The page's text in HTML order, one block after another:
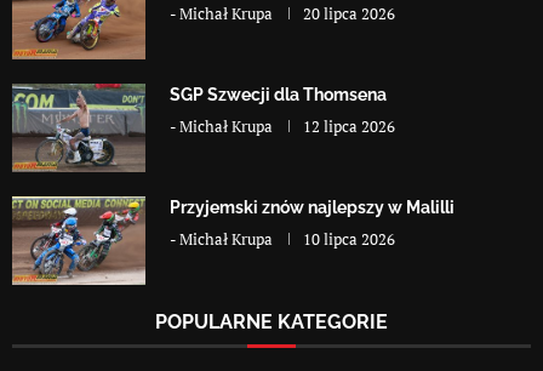
-Michał Krupa 20 lipca 2026
SGP Szwecji dla Thomsena
-Michał Krupa 12 lipca 2026
Przyjemski znów najlepszy w Malilli
-Michał Krupa 10 lipca 2026
POPULARNE KATEGORIE